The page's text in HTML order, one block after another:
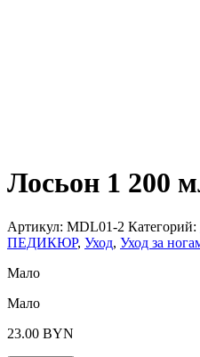
Лосьон 1 200
Артикул: MDL01-2 Категорий:
ПЕДИКЮР, Уход, Уход за
Мало
Мало
23.00 BYN